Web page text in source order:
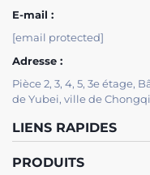
E-mail :
[email protected]
Adresse :
Pièce 2, 3, 4, 5, 3e étage,
de Yubei, ville de
LIENS RAPIDES
PRODUITS